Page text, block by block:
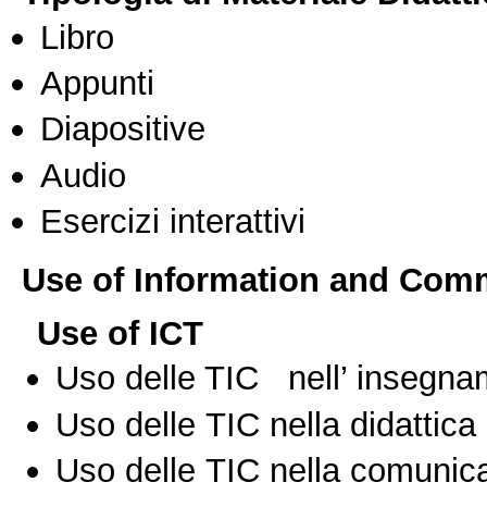
Libro
Appunti
Diapositive
Audio
Esercizi interattivi
Use of Information and
Use of ICT
Uso delle TIC nell’
Uso delle TIC nella
Uso delle TIC nella